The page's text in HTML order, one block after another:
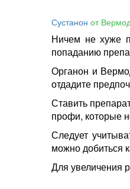
Сустанон от
Ничем не хуже
попаданию
Органон и
отдадите
Ставить
профи, которые
Следует
можно добиться
Для увеличения